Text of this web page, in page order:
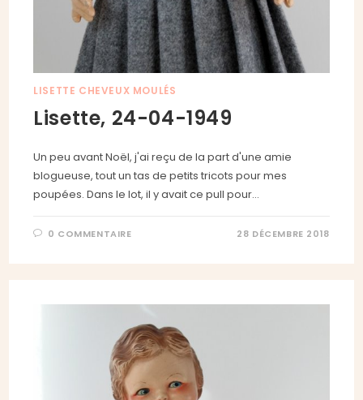
LISETTE CHEVEUX MOULÉS
Lisette, 24-04-1949
Un peu avant Noël, j'ai reçu de la part d'une amie
blogueuse, tout un tas de petits tricots pour mes
poupées. Dans le lot, il y avait ce pull pour…
0 COMMENTAIRE 28 DÉCEMBRE 2018